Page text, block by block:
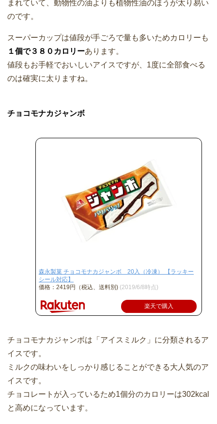
まれていて、動物性の油よりも植物性油のほうが太り易い
のです。
スーパーカップは値段が手ごろで量も多いためカロリーも
１個で３８０カロリーあります。
値段もお手軽でおいしいアイスですが、1度に全部食べる
のは確実に太りますね。
チョコモナカジャンボ
森永製菓 チョコモナカジャンボ 20入（冷凍） 【ラッキー
シール対応】
価格：2419円（税込、送料別) (2019/6/8時点)
楽天で購入
チョコモナカジャンボは「アイスミルク」に分類されるア
イスです。
ミルクの味わいをしっかり感じることができる大人気のア
イスです。
チョコレートが入っているため1個分のカロリーは302kcal
と高めになっています。